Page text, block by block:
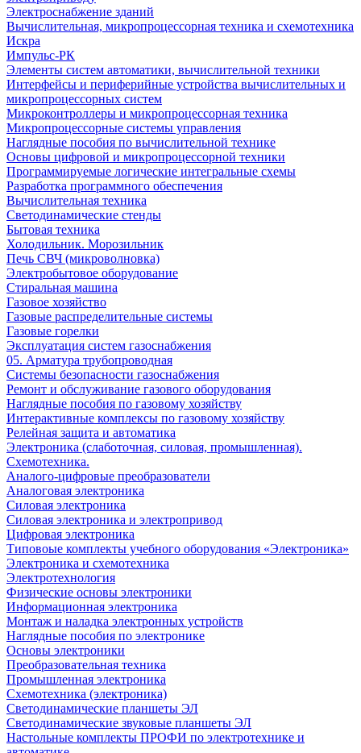
Электроснабжение зданий
Вычислительная, микропроцессорная техника и схемотехника
Искра
Импульс-РК
Элементы систем автоматики, вычислительной техники
Интерфейсы и периферийные устройства вычислительных и
микропроцессорных систем
Микроконтроллеры и микропроцессорная техника
Микропроцессорные системы управления
Наглядные пособия по вычислительной технике
Основы цифровой и микропроцессорной техники
Программируемые логические интегральные схемы
Разработка программного обеспечения
Вычислительная техника
Светодинамические стенды
Бытовая техника
Холодильник. Морозильник
Печь СВЧ (микроволновка)
Электробытовое оборудование
Стиральная машина
Газовое хозяйство
Газовые распределительные системы
Газовые горелки
Эксплуатация систем газоснабжения
05. Арматура трубопроводная
Системы безопасности газоснабжения
Ремонт и обслуживание газового оборудования
Наглядные пособия по газовому хозяйству
Интерактивные комплексы по газовому хозяйству
Релейная защита и автоматика
Электроника (слаботочная, силовая, промышленная).
Схемотехника.
Аналого-цифровые преобразователи
Аналоговая электроника
Cиловая электроника
Cиловая электроника и электропривод
Цифровая электроника
Типовоые комплекты учебного оборудования «Электроника»
Электроника и схемотехника
Электротехнология
Физические основы электроники
Информационная электроника
Монтаж и наладка электронных устройств
Наглядные пособия по электронике
Основы электроники
Преобразовательная техника
Промышленная электроника
Схемотехника (электроника)
Светодинамические планшеты ЭЛ
Светодинамические звуковые планшеты ЭЛ
Настольные комплекты ПРОФИ по электротехнике и